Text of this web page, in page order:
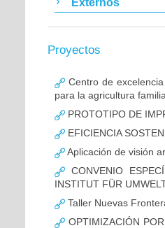
Externos
Proyectos
Centro de
para la agricultura
PROTOTIPO DE
EFICIENCIA
Aplicación de visión
CONVENIO
INSTITUT FÜR
Taller Nuevas
OPTIMIZACIÓN